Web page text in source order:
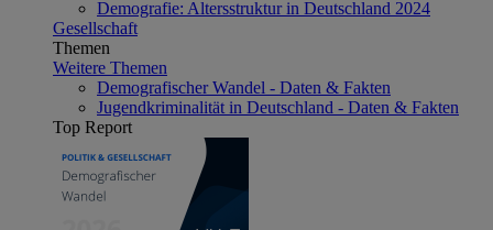
Demografie: Altersstruktur in Deutschland 2024
Gesellschaft
Themen
Weitere Themen
Demografischer Wandel - Daten & Fakten
Jugendkriminalität in Deutschland - Daten & Fakten
Top Report